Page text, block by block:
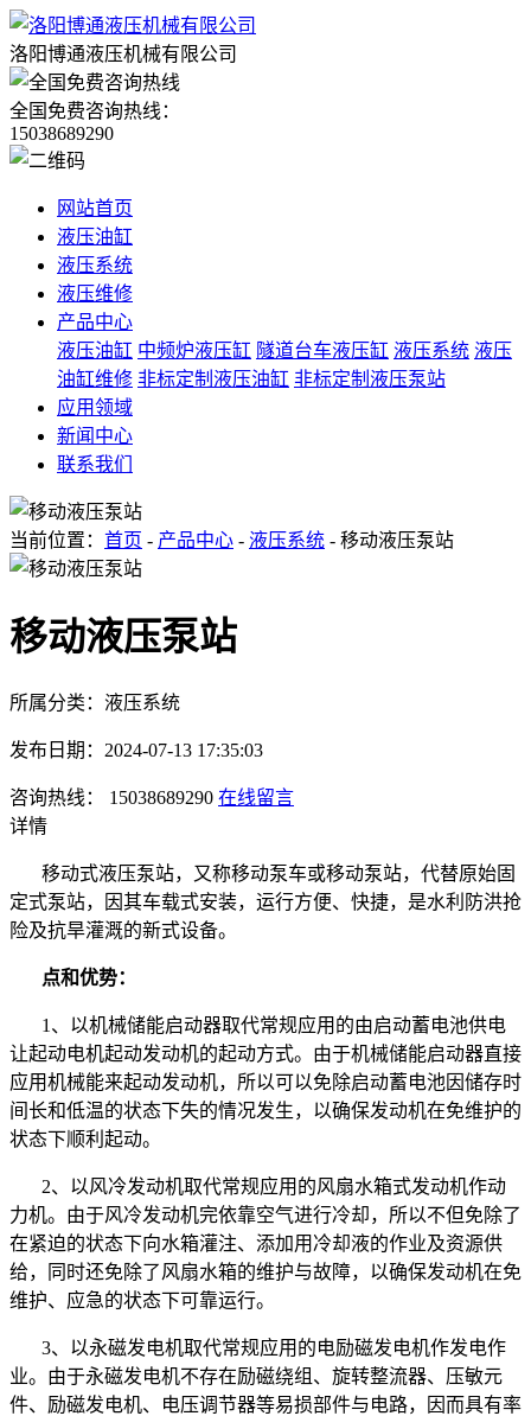
洛阳博通液压机械有限公司
全国免费咨询热线：
15038689290
网站首页
液压油缸
液压系统
液压维修
产品中心
液压油缸 中频炉液压缸 隧道台车液压缸 液压系统 液压
油缸维修 非标定制液压油缸 非标定制液压泵站
应用领域
新闻中心
联系我们
当前位置： 首页 - 产品中心 - 液压系统 - 移动液压泵站
移动液压泵站
所属分类：液压系统
发布日期：2024-07-13 17:35:03
咨询热线： 15038689290 在线留言
详情
移动式液压泵站，又称移动泵车或移动泵站，代替原始固
定式泵站，因其车载式安装，运行方便、快捷，是水利防洪抢
险及抗旱灌溉的新式设备。
点和优势：
1、以机械储能启动器取代常规应用的由启动蓄电池供电
让起动电机起动发动机的起动方式。由于机械储能启动器直接
应用机械能来起动发动机，所以可以免除启动蓄电池因储存时
间长和低温的状态下失的情况发生，以确保发动机在免维护的
状态下顺利起动。
2、以风冷发动机取代常规应用的风扇水箱式发动机作动
力机。由于风冷发动机完依靠空气进行冷却，所以不但免除了
在紧迫的状态下向水箱灌注、添加用冷却液的作业及资源供
给，同时还免除了风扇水箱的维护与故障，以确保发动机在免
维护、应急的状态下可靠运行。
3、以永磁发电机取代常规应用的电励磁发电机作发电作
业。由于永磁发电机不存在励磁绕组、旋转整流器、压敏元
件、励磁发电机、电压调节器等易损部件与电路，因而具有率